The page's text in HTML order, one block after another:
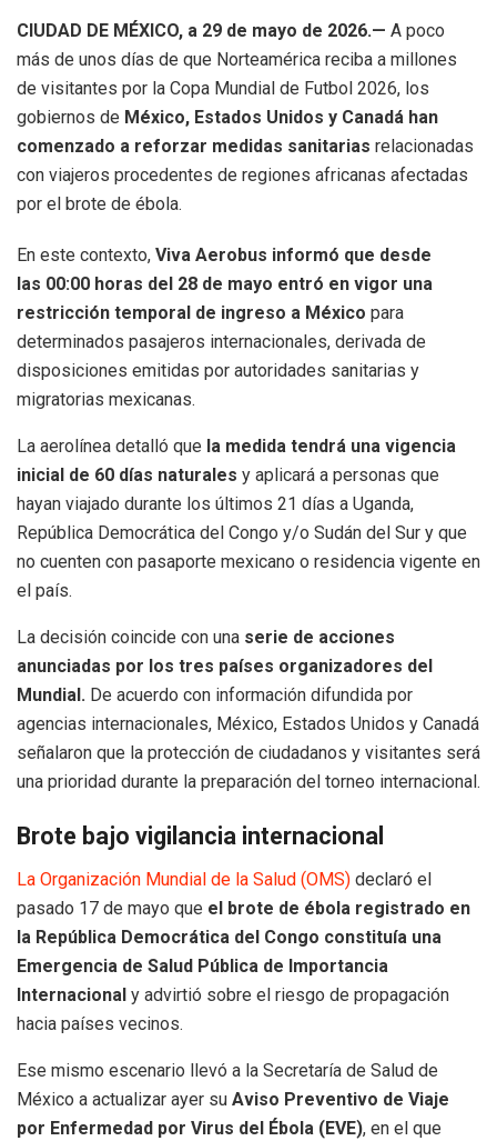
CIUDAD DE MÉXICO, a 29 de mayo de 2026.— A poco
más de unos días de que Norteamérica reciba a millones
de visitantes por la Copa Mundial de Futbol 2026, los
gobiernos de México, Estados Unidos y Canadá han
comenzado a reforzar medidas sanitarias relacionadas
con viajeros procedentes de regiones africanas afectadas
por el brote de ébola.
En este contexto, Viva Aerobus informó que desde
las 00:00 horas del 28 de mayo entró en vigor una
restricción temporal de ingreso a México para
determinados pasajeros internacionales, derivada de
disposiciones emitidas por autoridades sanitarias y
migratorias mexicanas.
La aerolínea detalló que la medida tendrá una vigencia
inicial de 60 días naturales y aplicará a personas que
hayan viajado durante los últimos 21 días a Uganda,
República Democrática del Congo y/o Sudán del Sur y que
no cuenten con pasaporte mexicano o residencia vigente en
el país.
La decisión coincide con una serie de acciones
anunciadas por los tres países organizadores del
Mundial. De acuerdo con información difundida por
agencias internacionales, México, Estados Unidos y Canadá
señalaron que la protección de ciudadanos y visitantes será
una prioridad durante la preparación del torneo internacional.
Brote bajo vigilancia internacional
La Organización Mundial de la Salud (OMS) declaró el
pasado 17 de mayo que el brote de ébola registrado en
la República Democrática del Congo constituía una
Emergencia de Salud Pública de Importancia
Internacional y advirtió sobre el riesgo de propagación
hacia países vecinos.
Ese mismo escenario llevó a la Secretaría de Salud de
México a actualizar ayer su Aviso Preventivo de Viaje
por Enfermedad por Virus del Ébola (EVE), en el que